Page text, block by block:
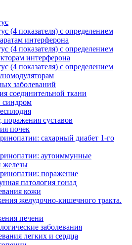
(4 показателя) с определением
интерферона
(4 показателя) с определением
интерферона
(4 показателя) с определением
заболеваний
соединительной ткани
суставов
почек
сахарный диабет 1-го
аутоиммунные
железы
поражение
патология гонад
кожи
желудочно-кишечного тракта.
печени
заболевания
легких и сердца